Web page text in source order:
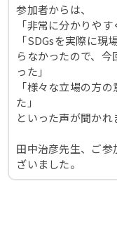
参加者からは、
「非常に分かりや
「SDGsを実際に
らなかったので、
った」
「様々な立場の方
た」
といった声が聞かれ
田中治彦先生、ご
ざいました。